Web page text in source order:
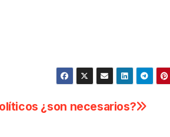
¿son necesarios?